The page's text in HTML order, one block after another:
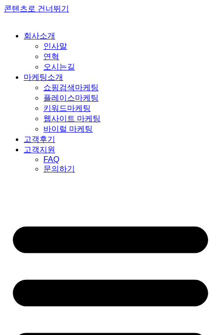
콘텐츠로 건너뛰기
회사소개
인사말
연혁
오시는길
마케팅소개
쇼핑검색마케팅
플레이스마케팅
키워드마케팅
웹사이트 마케팅
바이럴 마케팅
고객후기
고객지원
FAQ
문의하기